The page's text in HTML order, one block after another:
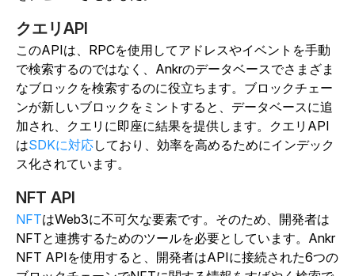
クエリAPI
このAPIは、RPCを使用してアドレスやイベントを手動
で検索するのではなく、Ankrのデータベースでさまざま
なブロックを検索するのに役立ちます。ブロックチェー
ンが新しいブロックをミントすると、データベースに追
加され、クエリに即座に結果を提供します。クエリAPI
はSDKに対応しており、効率を高めるためにインデック
ス化されています。
NFT API
NFTはWeb3に不可欠な要素です。そのため、開発者は
NFTと連携するためのツールを必要としています。Ankr
NFT APIを使用すると、開発者はAPIに接続された6つの